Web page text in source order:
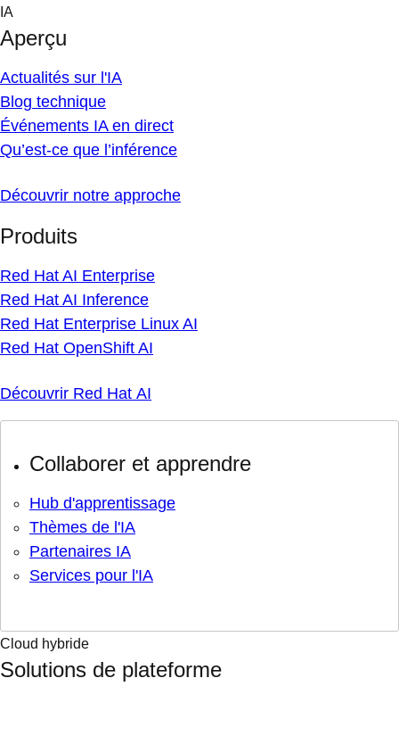
Skip
content
IA
Aperçu
Actualités sur l'IA
Blog technique
Événements IA en direct
Qu’est-ce que l’inférence
Découvrir notre approche
Produits
Red Hat AI Enterprise
Red Hat AI Inference
Red Hat Enterprise Linux AI
Red Hat OpenShift AI
Découvrir Red Hat AI
Collaborer et apprendre
Hub d'apprentissage
Thèmes de l'IA
Partenaires IA
Services pour l'IA
Cloud hybride
Solutions de plateforme